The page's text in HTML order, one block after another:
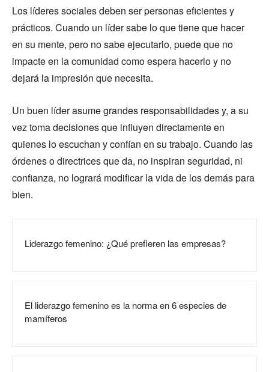
Los líderes sociales deben ser personas eficientes y
prácticos. Cuando un líder sabe lo que tiene que hacer
en su mente, pero no sabe ejecutarlo, puede que no
impacte en la comunidad como espera hacerlo y no
dejará la impresión que necesita.
Un buen líder asume grandes responsabilidades y, a su
vez toma decisiones que influyen directamente en
quienes lo escuchan y confían en su trabajo. Cuando las
órdenes o directrices que da, no inspiran seguridad, ni
confianza, no logrará modificar la vida de los demás para
bien.
Liderazgo femenino: ¿Qué prefieren las empresas?
El liderazgo femenino es la norma en 6 especies de
mamíferos